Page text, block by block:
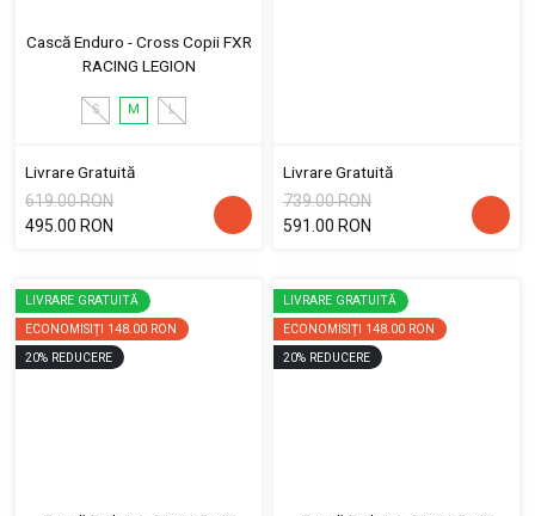
Cască Enduro - Cross Copii FXR
RACING LEGION
S M L
Livrare Gratuită
619.00 RON
495.00 RON
Livrare Gratuită
739.00 RON
591.00 RON
LIVRARE GRATUITĂ
ECONOMISIȚI 148.00 RON
20% REDUCERE
LIVRARE GRATUITĂ
ECONOMISIȚI 148.00 RON
20% REDUCERE